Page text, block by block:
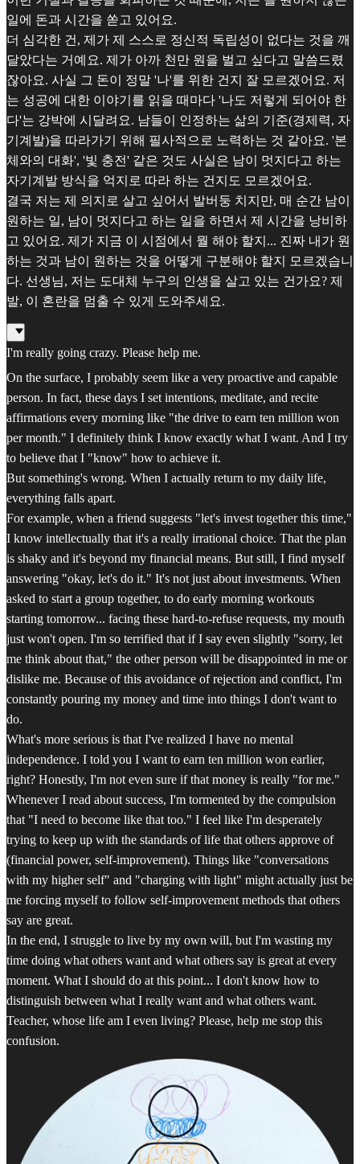
일에 돈과 시간을 쏟고 있어요.
더 심각한 건, 제가 제 스스로 정신적 독립성이 없다는 것을 깨
달았다는 거예요. 제가 아까 천만 원을 벌고 싶다고 말씀드렸
잖아요. 사실 그 돈이 정말 '나'를 위한 건지 잘 모르겠어요. 저
는 성공에 대한 이야기를 읽을 때마다 '나도 저렇게 되어야 한
다'는 강박에 시달려요. 남들이 인정하는 삶의 기준(경제력, 자
기계발)을 따라가기 위해 필사적으로 노력하는 것 같아요. '본
체와의 대화', '빛 충전' 같은 것도 사실은 남이 멋지다고 하는
자기계발 방식을 억지로 따라 하는 건지도 모르겠어요.
결국 저는 제 의지로 살고 싶어서 발버둥 치지만, 매 순간 남이
원하는 일, 남이 멋지다고 하는 일을 하면서 제 시간을 낭비하
고 있어요. 제가 지금 이 시점에서 뭘 해야 할지... 진짜 내가 원
하는 것과 남이 원하는 것을 어떻게 구분해야 할지 모르겠습니
다. 선생님, 저는 도대체 누구의 인생을 살고 있는 건가요? 제
발, 이 혼란을 멈출 수 있게 도와주세요.
I'm really going crazy. Please help me.
On the surface, I probably seem like a very proactive and capable
person. In fact, these days I set intentions, meditate, and recite
affirmations every morning like "the drive to earn ten million won
per month." I definitely think I know exactly what I want. And I try
to believe that I "know" how to achieve it.
But something's wrong. When I actually return to my daily life,
everything falls apart.
For example, when a friend suggests "let's invest together this time,"
I know intellectually that it's a really irrational choice. That the plan
is shaky and it's beyond my financial means. But still, I find myself
answering "okay, let's do it." It's not just about investments. When
asked to start a group together, to do early morning workouts
starting tomorrow... facing these hard-to-refuse requests, my mouth
just won't open. I'm so terrified that if I say even slightly "sorry, let
me think about that," the other person will be disappointed in me or
dislike me. Because of this avoidance of rejection and conflict, I'm
constantly pouring my money and time into things I don't want to
do.
What's more serious is that I've realized I have no mental
independence. I told you I want to earn ten million won earlier,
right? Honestly, I'm not even sure if that money is really "for me."
Whenever I read about success, I'm tormented by the compulsion
that "I need to become like that too." I feel like I'm desperately
trying to keep up with the standards of life that others approve of
(financial power, self-improvement). Things like "conversations
with my higher self" and "charging with light" might actually just be
me forcing myself to follow self-improvement methods that others
say are great.
In the end, I struggle to live by my own will, but I'm wasting my
time doing what others want and what others say is great at every
moment. What I should do at this point... I don't know how to
distinguish between what I really want and what others want.
Teacher, whose life am I even living? Please, help me stop this
confusion.